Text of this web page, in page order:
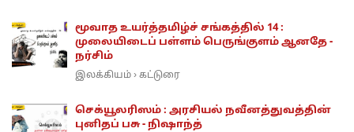
மூவாத உயர்த்தமிழ்ச் சங்கத்தில் 14 :
முலையிடைப் பள்ளம் பெருங்குளம் ஆனதே -
நர்சிம்
இலக்கியம் › கட்டுரை
செக்யூலரிஸம் : அரசியல் நவீனத்துவத்தின்
புனிதப் பசு - நிஷாந்த்